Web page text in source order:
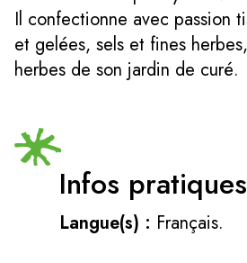
Il confectionne avec passion
et gelées, sels et fines
herbes de son jardin de curé.
Infos pratiques
Langue(s) : Français.